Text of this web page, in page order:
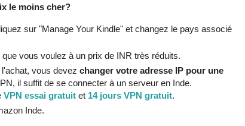
le moins cher?
sur "Manage Your Kindle" et changez le pays associé
vous voulez à un prix de INR très réduits.
vous devez changer votre adresse IP pour une
il suffit de se connecter à un serveur en Inde.
VPN essai gratuit et 14 jours VPN gratuit.
Inde.